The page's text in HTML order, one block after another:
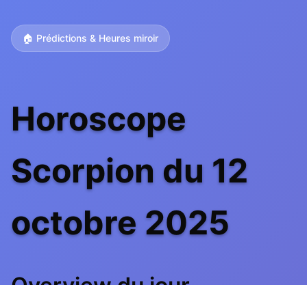
🏠 Prédictions & Heures miroir
Horoscope
Scorpion du 12
octobre 2025